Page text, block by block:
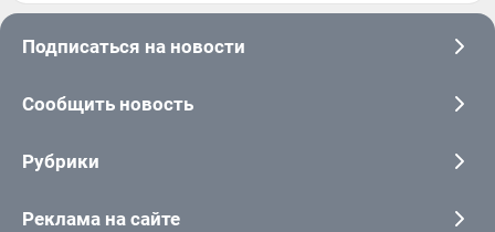
Подписаться на новости
Сообщить новость
Рубрики
Реклама на сайте